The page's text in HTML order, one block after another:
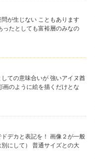
が生じない こともあります
ったとしても富裕層のみなの
ての意味合いが 強いアイヌ酋
のように絵を描くだけとな
デカと表記を！ 画像２が一般
にして） 普通サイズとの大